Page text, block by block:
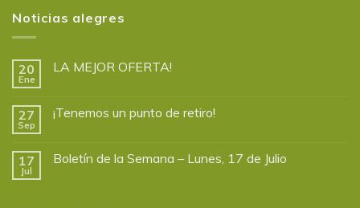
Noticias alegres
20
Ene
LA MEJOR OFERTA!
27
Sep
¡Tenemos un punto de retiro!
17
Jul
Boletín de la Semana – Lunes, 17 de Julio